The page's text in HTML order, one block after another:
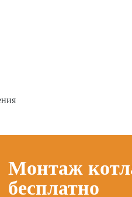
Монтаж
бесплатно